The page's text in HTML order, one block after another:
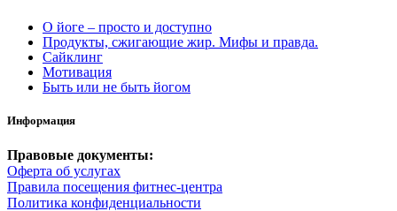
О йоге – просто и доступно
Продукты, сжигающие жир. Мифы и правда.
Сайклинг
Мотивация
Быть или не быть йогом
Информация
Правовые документы:
Оферта об услугах
Правила посещения фитнес-центра
Политика конфиденциальности